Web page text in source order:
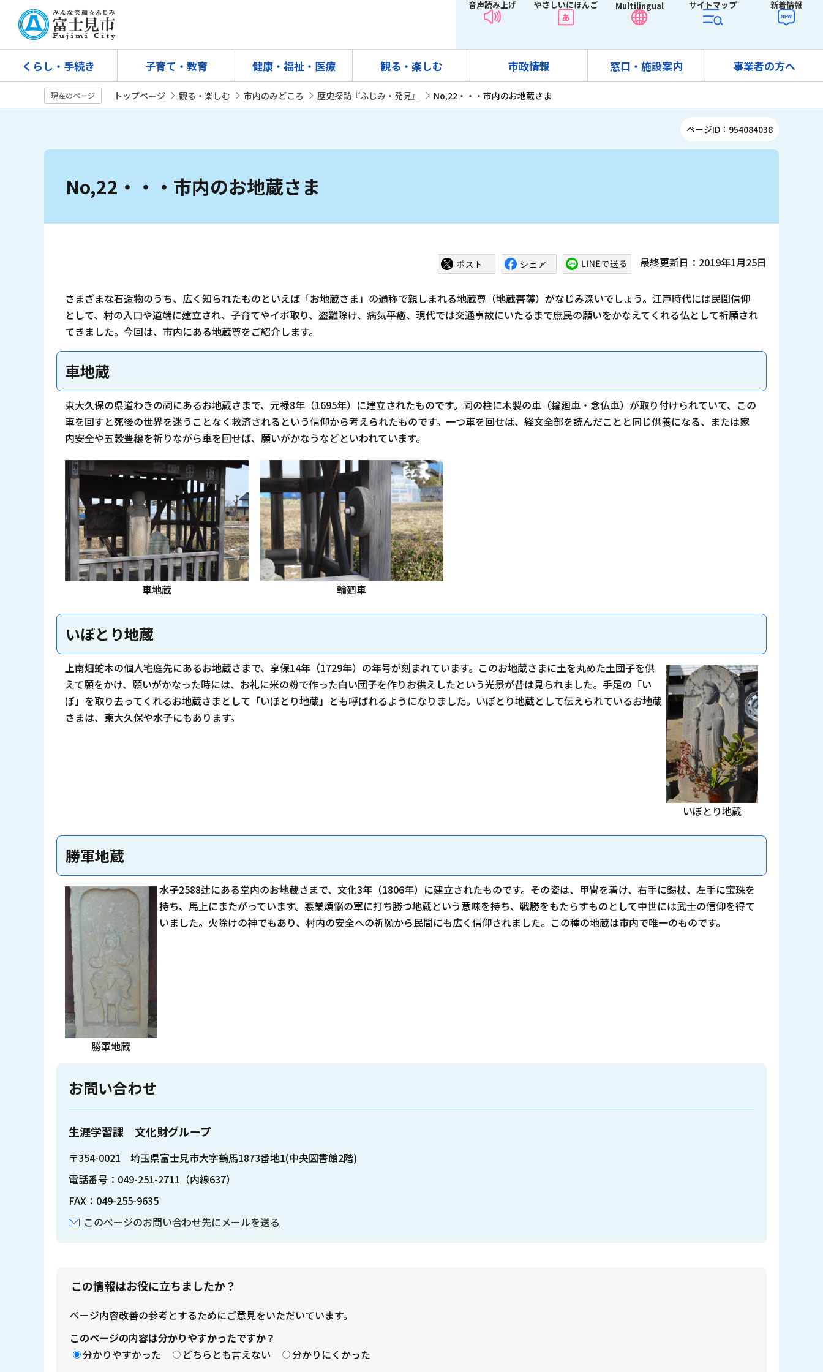
先
音声読み上げ やさしいにほんご Multilingual サイトマップ 新着情報
くらし・手続き 子育て・教育 健康・福祉・医療 観る・楽しむ 市政情報 窓口・施設案内 事業者の方へ
現在のページ トップページ 観る・楽しむ 市内のみどころ 歴史探訪『ふじみ・発見』 No,22・・・市内のお地蔵さま
ページID：954084038
No,22・・・市内のお地蔵さま
最終更新日：2019年1月25日
さまざまな石造物のうち、広く知られたものといえば「お地蔵さま」の通称で親しまれる地蔵尊（地蔵菩薩）がなじみ深いでしょう。江戸時代には民間信仰
として、村の入口や道端に建立され、子育てやイボ取り、盗難除け、病気平癒、現代では交通事故にいたるまで庶民の願いをかなえてくれる仏として祈願され
てきました。今回は、市内にある地蔵尊をご紹介します。
車地蔵
東大久保の県道わきの祠にあるお地蔵さまで、元禄8年（1695年）に建立されたものです。祠の柱に木製の車（輪廻車・念仏車）が取り付けられていて、この
車を回すと死後の世界を迷うことなく救済されるという信仰から考えられたものです。一つ車を回せば、経文全部を読んだことと同じ供養になる、または家
内安全や五穀豊穣を祈りながら車を回せば、願いがかなうなどといわれています。
車地蔵 輪廻車
いぼとり地蔵
いぼとり地蔵
上南畑蛇木の個人宅庭先にあるお地蔵さまで、享保14年（1729年）の年号が刻まれています。このお地蔵さまに土を丸めた土団子を供
えて願をかけ、願いがかなった時には、お礼に米の粉で作った白い団子を作りお供えしたという光景が昔は見られました。手足の「い
ぼ」を取り去ってくれるお地蔵さまとして「いぼとり地蔵」とも呼ばれるようになりました。いぼとり地蔵として伝えられているお地蔵
さまは、東大久保や水子にもあります。
勝軍地蔵
勝軍地蔵
水子2588辻にある堂内のお地蔵さまで、文化3年（1806年）に建立されたものです。その姿は、甲冑を着け、右手に錫杖、左手に宝珠を
持ち、馬上にまたがっています。悪業煩悩の軍に打ち勝つ地蔵という意味を持ち、戦勝をもたらすものとして中世には武士の信仰を得て
いました。火除けの神でもあり、村内の安全への祈願から民間にも広く信仰されました。この種の地蔵は市内で唯一のものです。
お問い合わせ
生涯学習課 文化財グループ
〒354-0021 埼玉県富士見市大字鶴馬1873番地1(中央図書館2階)
電話番号：049-251-2711（内線637）
FAX：049-255-9635
このページのお問い合わせ先にメールを送る
この情報はお役に立ちましたか？
ページ内容改善の参考とするためにご意見をいただいています。
このページの内容は分かりやすかったですか？
分かりやすかった
どちらとも言えない 分かりにくかった